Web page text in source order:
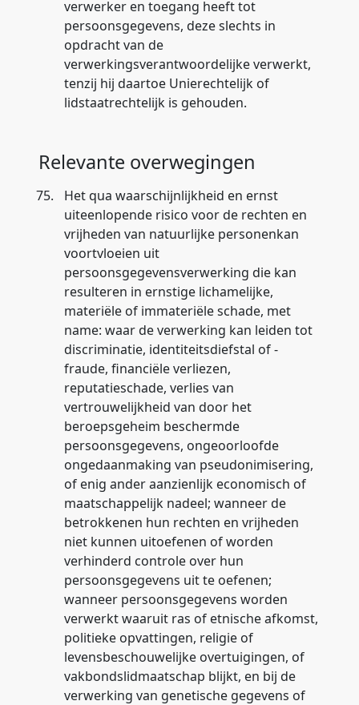
verwerker en toegang heeft tot
persoonsgegevens, deze slechts in
opdracht van de
verwerkingsverantwoordelijke verwerkt,
tenzij hij daartoe Unierechtelijk of
lidstaatrechtelijk is gehouden.
Relevante overwegingen
75.
Het qua waarschijnlijkheid en ernst
uiteenlopende risico voor de rechten en
vrijheden van natuurlijke personenkan
voortvloeien uit
persoonsgegevensverwerking die kan
resulteren in ernstige lichamelijke,
materiële of immateriële schade, met
name: waar de verwerking kan leiden tot
discriminatie, identiteitsdiefstal of -
fraude, financiële verliezen,
reputatieschade, verlies van
vertrouwelijkheid van door het
beroepsgeheim beschermde
persoonsgegevens, ongeoorloofde
ongedaanmaking van pseudonimisering,
of enig ander aanzienlijk economisch of
maatschappelijk nadeel; wanneer de
betrokkenen hun rechten en vrijheden
niet kunnen uitoefenen of worden
verhinderd controle over hun
persoonsgegevens uit te oefenen;
wanneer persoonsgegevens worden
verwerkt waaruit ras of etnische afkomst,
politieke opvattingen, religie of
levensbeschouwelijke overtuigingen, of
vakbondslidmaatschap blijkt, en bij de
verwerking van genetische gegevens of